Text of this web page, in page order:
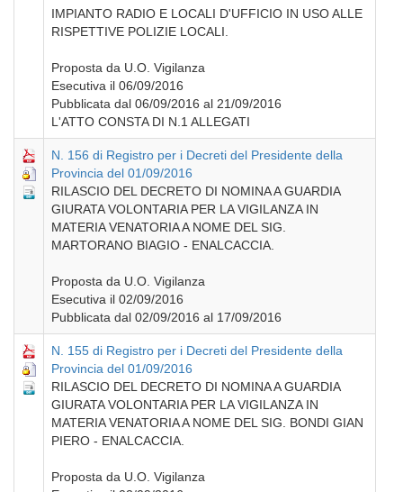
IMPIANTO RADIO E LOCALI D'UFFICIO IN USO ALLE
RISPETTIVE POLIZIE LOCALI.
Proposta da U.O. Vigilanza
Esecutiva il 06/09/2016
Pubblicata dal 06/09/2016 al 21/09/2016
L'ATTO CONSTA DI N.1 ALLEGATI
N. 156 di Registro per i Decreti del Presidente della
Provincia del 01/09/2016
RILASCIO DEL DECRETO DI NOMINA A GUARDIA
GIURATA VOLONTARIA PER LA VIGILANZA IN
MATERIA VENATORIA A NOME DEL SIG.
MARTORANO BIAGIO - ENALCACCIA.
Proposta da U.O. Vigilanza
Esecutiva il 02/09/2016
Pubblicata dal 02/09/2016 al 17/09/2016
N. 155 di Registro per i Decreti del Presidente della
Provincia del 01/09/2016
RILASCIO DEL DECRETO DI NOMINA A GUARDIA
GIURATA VOLONTARIA PER LA VIGILANZA IN
MATERIA VENATORIA A NOME DEL SIG. BONDI GIAN
PIERO - ENALCACCIA.
Proposta da U.O. Vigilanza